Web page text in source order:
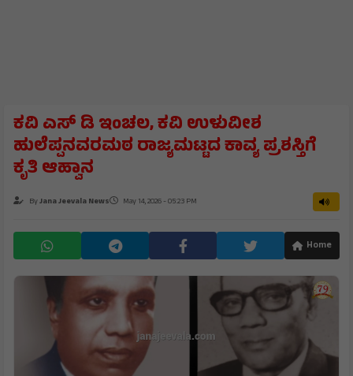
ಕವಿ ಎಸ್ ಡಿ ಇಂಚಲ, ಕವಿ ಉಳುವೀಶ
ಹುಲೆಪ್ಪನವರಮಠ ರಾಜ್ಯಮಟ್ಟದ ಕಾವ್ಯ ಪ್ರಶಸ್ತಿಗೆ
ಕೃತಿ ಆಹ್ವಾನ
ByJana Jeevala News May 14, 2026 - 05:23 PM
Home